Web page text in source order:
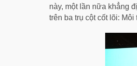
này, một lần nữa khẳng
trên ba trụ cột cốt lõi: